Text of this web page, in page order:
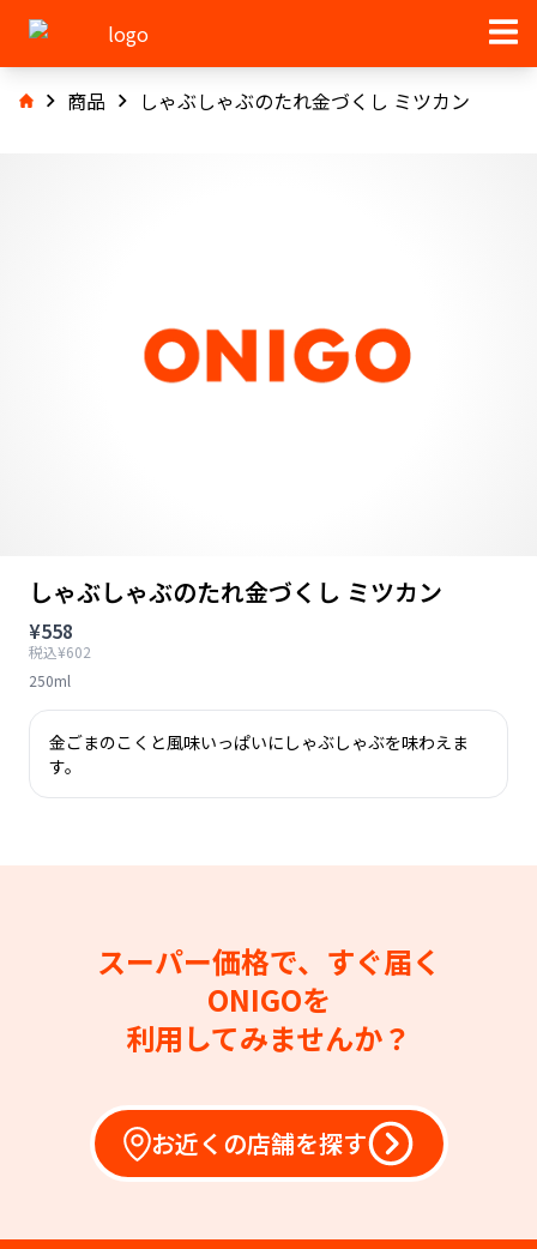
商品 しゃぶしゃぶのたれ金づくし ミツカン
しゃぶしゃぶのたれ金づくし ミツカン
¥558
税込¥602
250ml
金ごまのこくと風味いっぱいにしゃぶしゃぶを味わえま
す。
スーパー価格で、すぐ届く
ONIGOを
利用してみませんか？
お近くの店舗を探す